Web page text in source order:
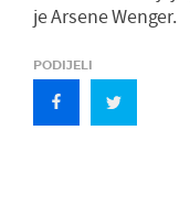
je Arsene Wenger.
PODIJELI